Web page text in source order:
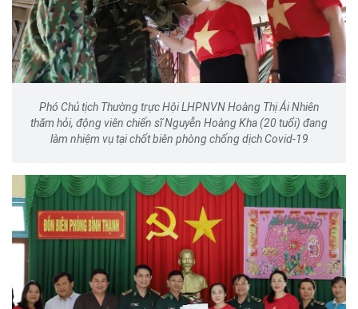
Phó Chủ tịch Thường trực Hội LHPNVN Hoàng Thị Ái Nhiên
thăm hỏi, động viên chiến sĩ Nguyễn Hoàng Kha (20 tuổi) đang
làm nhiệm vụ tại chốt biên phòng chống dịch Covid-19